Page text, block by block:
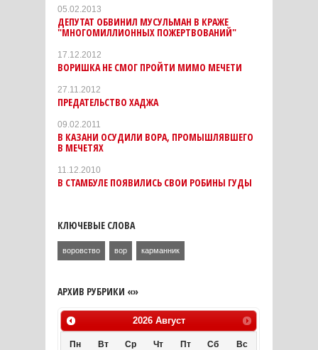
05.02.2013
ДЕПУТАТ ОБВИНИЛ МУСУЛЬМАН В КРАЖЕ
"МНОГОМИЛЛИОННЫХ ПОЖЕРТВОВАНИЙ"
17.12.2012
ВОРИШКА НЕ СМОГ ПРОЙТИ МИМО МЕЧЕТИ
27.11.2012
ПРЕДАТЕЛЬСТВО ХАДЖА
09.02.2011
В КАЗАНИ ОСУДИЛИ ВОРА, ПРОМЫШЛЯВШЕГО
В МЕЧЕТЯХ
11.12.2010
В СТАМБУЛЕ ПОЯВИЛИСЬ СВОИ РОБИНЫ ГУДЫ
КЛЮЧЕВЫЕ СЛОВА
воровство вор карманник
АРХИВ РУБРИКИ «»
2026 Август
Пн Вт Ср Чт Пт Сб Вс